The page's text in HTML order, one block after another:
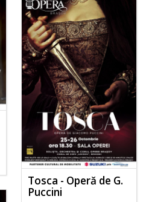
Tosca - Operă de G.
Puccini